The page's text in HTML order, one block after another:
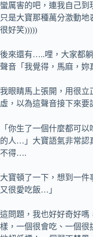
蠻厲害的吧，連我自己
只是大寶那種萬分激動
很好笑)))))
後來還有…..哩，大家都
聲音「我覺得，馬麻，妳
我眼睛馬上張開，用很立
虛，以為這聲音接下來
「你生了一個什麼都可
的人…」大寶語氣非常認
不得….
大寶頓了一下，想到一
又很愛吃飯…」
這問題，我也好好奇好嗎
樣，一個很會吃、一個很